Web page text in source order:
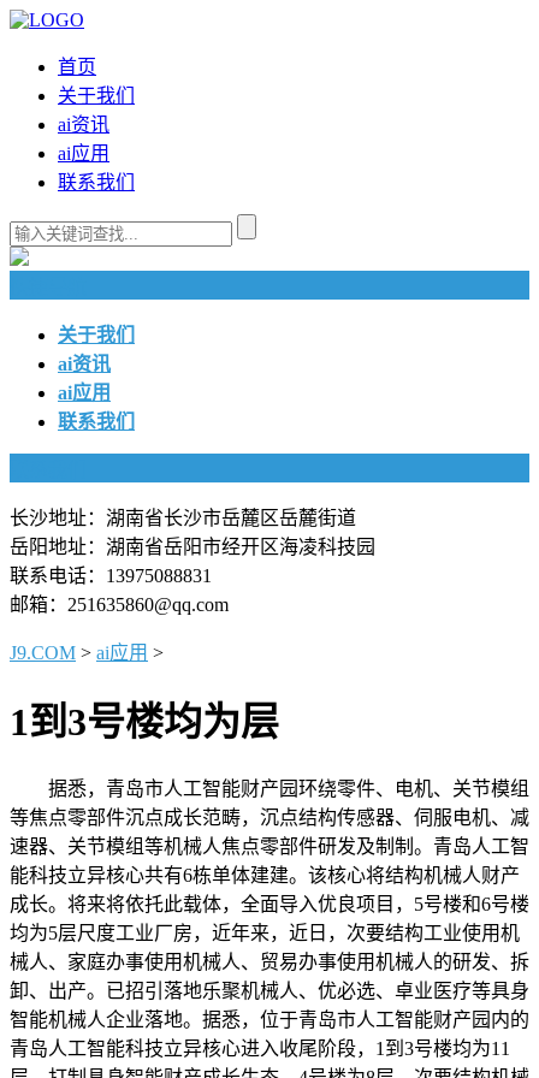
首页
关于我们
ai资讯
ai应用
联系我们
关于我们
ai资讯
ai应用
联系我们
长沙地址：湖南省长沙市岳麓区岳麓街道
岳阳地址：湖南省岳阳市经开区海凌科技园
联系电话：13975088831
邮箱：251635860@qq.com
J9.COM > ai应用 >
1到3号楼均为层
据悉，青岛市人工智能财产园环绕零件、电机、关节模组
等焦点零部件沉点成长范畴，沉点结构传感器、伺服电机、减
速器、关节模组等机械人焦点零部件研发及制制。青岛人工智
能科技立异核心共有6栋单体建建。该核心将结构机械人财产
成长。将来将依托此载体，全面导入优良项目，5号楼和6号楼
均为5层尺度工业厂房，近年来，近日，次要结构工业使用机
械人、家庭办事使用机械人、贸易办事使用机械人的研发、拆
卸、出产。已招引落地乐聚机械人、优必选、卓业医疗等具身
智能机械人企业落地。据悉，位于青岛市人工智能财产园内的
青岛人工智能科技立异核心进入收尾阶段，1到3号楼均为11